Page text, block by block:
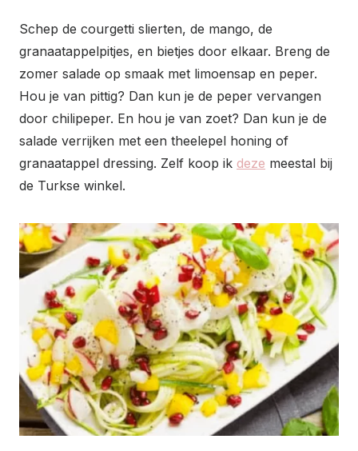
Schep de courgetti slierten, de mango, de
granaatappelpitjes, en bietjes door elkaar. Breng de
zomer salade op smaak met limoensap en peper.
Hou je van pittig? Dan kun je de peper vervangen
door chilipeper. En hou je van zoet? Dan kun je de
salade verrijken met een theelepel honing of
granaatappel dressing. Zelf koop ik deze meestal bij
de Turkse winkel.